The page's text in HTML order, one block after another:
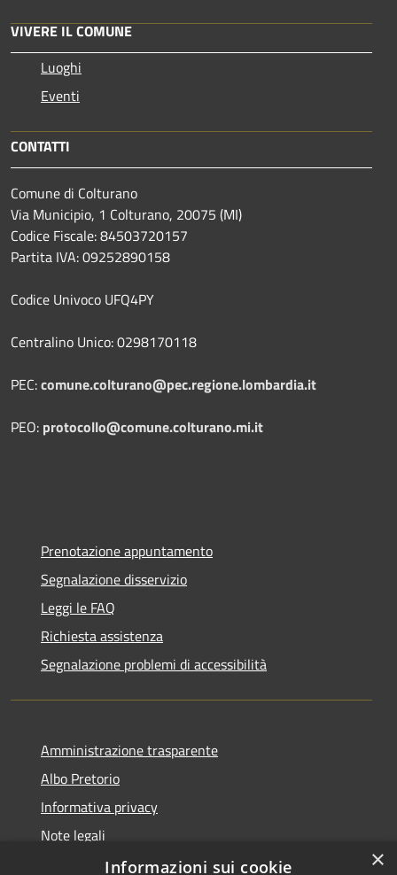
VIVERE IL COMUNE
Luoghi
Eventi
CONTATTI
Comune di Colturano
Via Municipio, 1 Colturano, 20075 (MI)
Codice Fiscale: 84503720157
Partita IVA: 09252890158
Codice Univoco UFQ4PY
Centralino Unico: 0298170118
PEC:comune.colturano@pec.regione.lombardia.it
PEO: protocollo@comune.colturano.mi.it
Prenotazione appuntamento
Segnalazione disservizio
Leggi le FAQ
Richiesta assistenza
Segnalazione problemi di accessibilità
Amministrazione trasparente
Albo Pretorio
Informativa privacy
Note legali
Dichiarazione di accessibilità
×
Informazioni sui cookie